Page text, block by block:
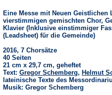
Eine Messe mit Neuen Geistlichen
vierstimmigen gemischten Chor,
Klavier (Inklusive einstimmiger
(Leadsheet) für die Gemeinde)
2016, 7 Chorsätze
40 Seiten
21 cm x 29,7 cm, geheftet
Text: Gregor Schemberg, Helmut
lateinische Texte des
Musik: Gregor Schemberg